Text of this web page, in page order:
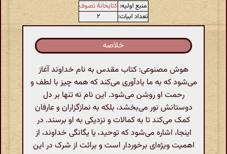
منبع اولیه: کتابخانهٔ تصوف
تعداد ابیات:
۲
خلاصه
هوش مصنوعی: کتاب مقدس به نام خداوند آغاز
می‌شود که به ما یادآوری می‌کند که همه چیز با لطف و
رحمت او روشن می‌شود. این نام نه تنها بر دل
دوستانش نور می‌بخشد، بلکه به نمازگزاران و عارفان
کمک می‌کند تا به کمالات و نزدیکی به او برسند. در
اینجا، اشاره می‌شود که توحید، یا یگانگی خداوند، از
اهمیت ویژه‌ای برخوردار است و برائت از شرک در این